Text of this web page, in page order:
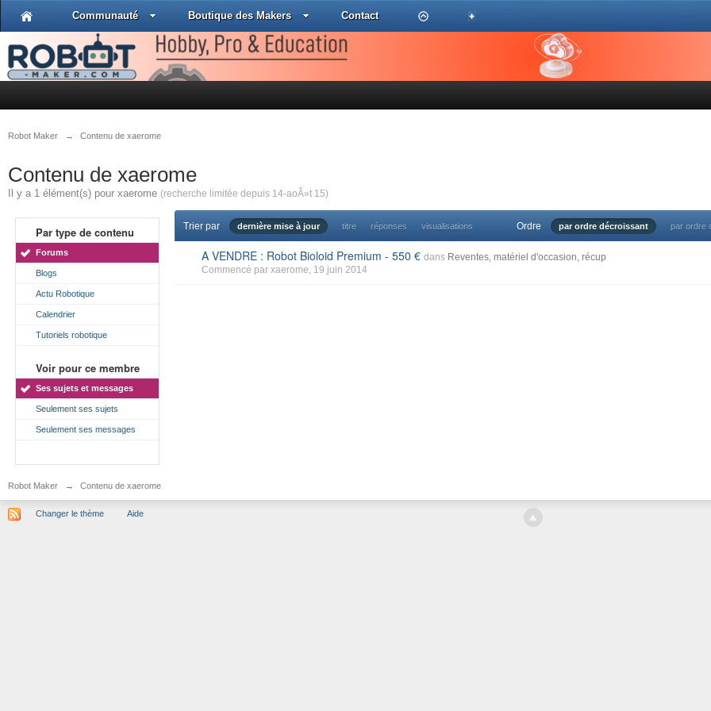
Communauté Boutique des Makers Contact
Robot Maker → Contenu de xaerome
Contenu de xaerome
Il y a 1 élément(s) pour xaerome (recherche limitée depuis 14-aoÃ»t 15)
Par type de contenu
Forums
Blogs
Actu Robotique
Calendrier
Tutoriels robotique
Voir pour ce membre
Ses sujets et messages
Seulement ses sujets
Seulement ses messages
Trier par dernière mise à jour titre réponses visualisations Ordre par ordre décroissant par ordre
A VENDRE : Robot Bioloid Premium - 550 dans Reventes, matériel d'occasion, récup
Commencé par xaerome, 19 juin 2014
Robot Maker → Contenu de xaerome
Changer le thème Aide